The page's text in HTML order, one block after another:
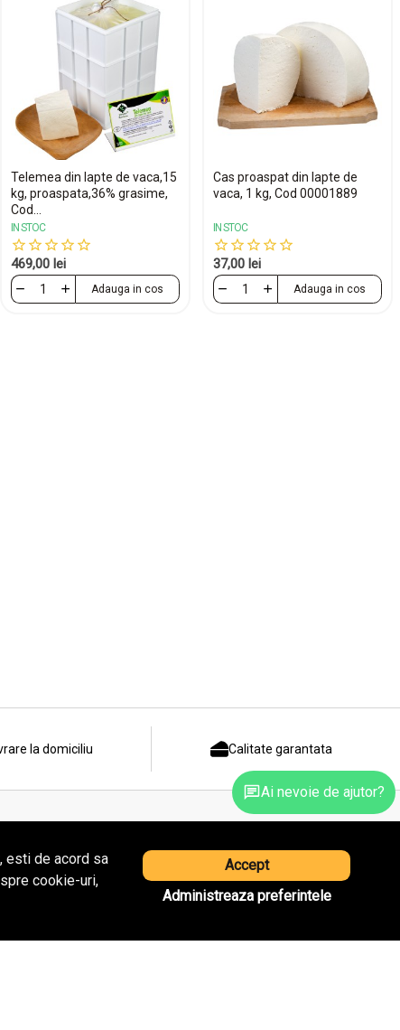
Telemea din lapte de vaca,15
kg, proaspata,36% grasime,
Cod...
IN STOC
469,00 lei
Adauga in cos
Cas proaspat din lapte de
vaca, 1 kg, Cod 00001889
IN STOC
37,00 lei
Adauga in cos
la domiciliu Calitate garantata
Compania
Despre noi
Magazine
esti de acord sa
cookie-uri,
Accept
Administreaza preferintele
Ai nevoie de ajutor?